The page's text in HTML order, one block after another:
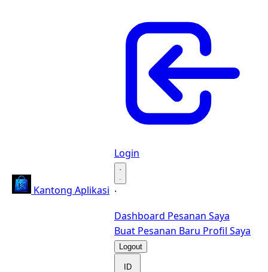
Kantong Aplikasi
Login
·
·
Dashboard Pesanan Saya
Buat Pesanan Baru Profil Saya
Logout
ID